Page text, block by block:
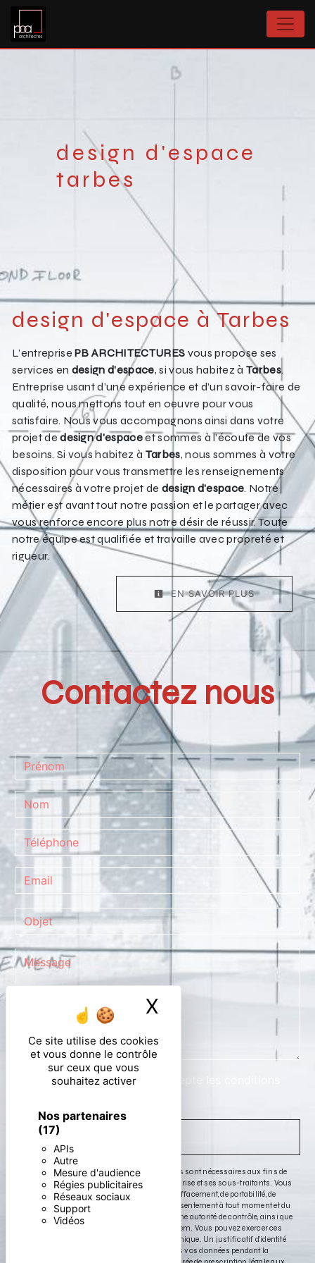
Panneau de gestion des cookies
Ce site utilise des cookies
et vous donne le contrôle
sur ceux que vous
souhaitez activer
Nos partenaires
(17)
APIs
Autre
Mesure d'audience
Régies publicitaires
Réseaux sociaux
Support
Vidéos
X Masquer le
design d'espace
tarbes
design d'espace à Tarbes
L’entreprisePB ARCHITECTURES vous propose ses
services en design d'espace, si vous habitez àTarbes.
Entreprise usant d’une expérience et d’un savoir-faire de
qualité, nous mettons tout en oeuvre pour vous
satisfaire. Nous vous accompagnons ainsi dans votre
projet dedesign d'espaceet sommes à l’écoute de vos
besoins. Si vous habitez à Tarbes, nous sommes à votre
disposition pour vous transmettre les renseignements
nécessaires à votre projet de design d'espace. Notre
métier est avant tout notre passion et le partager avec
vous renforce encore plus notre désir de réussir. Toute
notre équipe est qualifiée et travaille avec propreté et
rigueur.
EN SAVOIR PLUS
Contactez nous
En cochant cette case, j'accepte les conditions
** Les données personnelles communiquées sont nécessaires aux fins de
vous contacter. Elles sont destinées à l'entreprise et ses sous-traitants. Vous
disposez de droits d’accès, de rectification, d’effacement, de portabilité, de
limitation, d’opposition, de retrait de votre consentement à tout moment et du
droit d’introduire une réclamation auprès d’une autorité de contrôle, ainsi que
d’organiser le sort de vos données post-mortem. Vous pouvez exercer ces
droits par voie postale ou par courrier électronique. Un justificatif d'identité
pourra vous être demandé. Nous conservons vos données pendant la